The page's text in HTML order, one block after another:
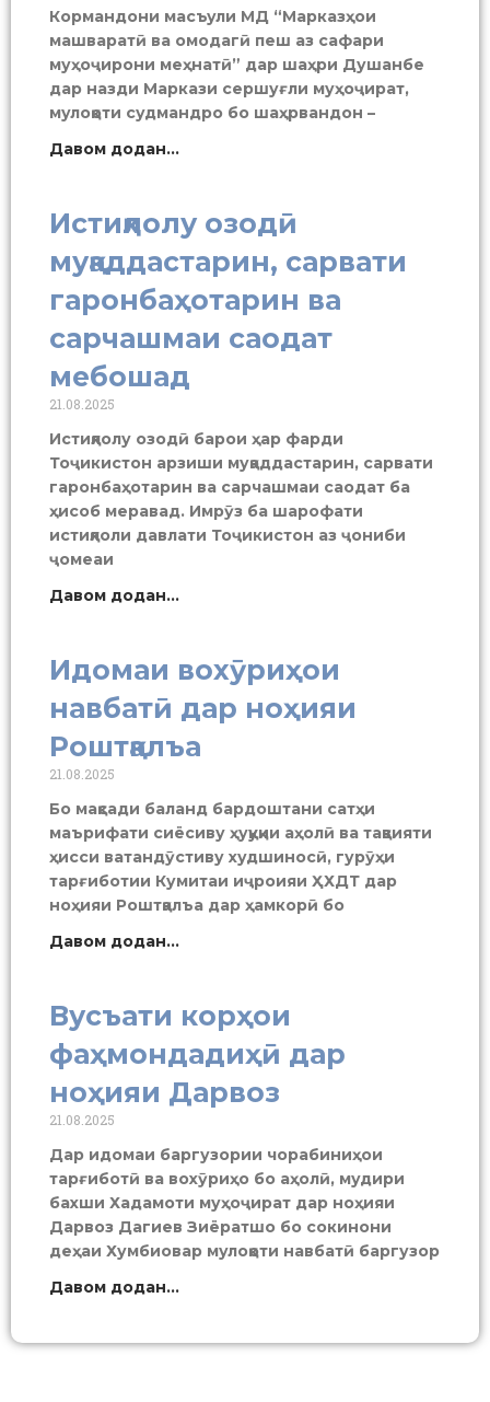
Кормандони масъули МД “Марказҳои
машваратӣ ва омодагӣ пеш аз сафари
муҳоҷирони меҳнатӣ” дар шаҳри Душанбе
дар назди Маркази сершуғли муҳоҷират,
мулоқоти судмандро бо шаҳрвандон –
Давом додан...
Истиқлолу озодӣ
муқаддастарин, сарвати
гаронбаҳотарин ва
сарчашмаи саодат
мебошад
21.08.2025
Истиқлолу озодӣ барои ҳар фарди
Тоҷикистон арзиши муқаддастарин, сарвати
гаронбаҳотарин ва сарчашмаи саодат ба
ҳисоб меравад. Имрӯз ба шарофати
истиқлоли давлати Тоҷикистон аз ҷониби
ҷомеаи
Давом додан...
Идомаи вохӯриҳои
навбатӣ дар ноҳияи
Роштқалъа
21.08.2025
Бо мақсади баланд бардоштани сатҳи
маърифати сиёсиву ҳуқуқии аҳолӣ ва тақвияти
ҳисси ватандӯстиву худшиносӣ, гурӯҳи
тарғиботии Кумитаи иҷроияи ҲХДТ дар
ноҳияи Роштқалъа дар ҳамкорӣ бо
Давом додан...
Вусъати корҳои
фаҳмондадиҳӣ дар
ноҳияи Дарвоз
21.08.2025
Дар идомаи баргузории чорабиниҳои
тарғиботӣ ва вохӯриҳо бо аҳолӣ, мудири
бахши Хадамоти муҳоҷират дар ноҳияи
Дарвоз Дагиев Зиёратшо бо сокинони
деҳаи Хумбиовар мулоқоти навбатӣ баргузор
Давом додан...